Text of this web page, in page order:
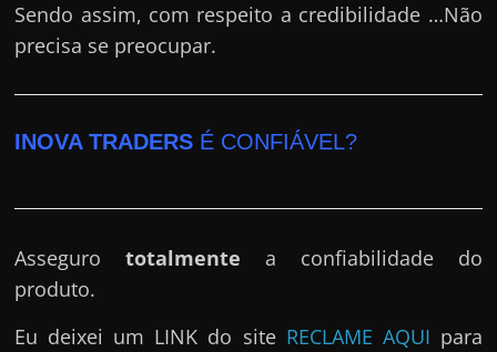
Sendo assim, com respeito a credibilidade …Não
precisa se preocupar.
INOVA TRADERS É CONFIÁVEL?
Assegurototalmente a confiabilidade do
produto.
Eu deixei um LINK do site RECLAME AQUI para